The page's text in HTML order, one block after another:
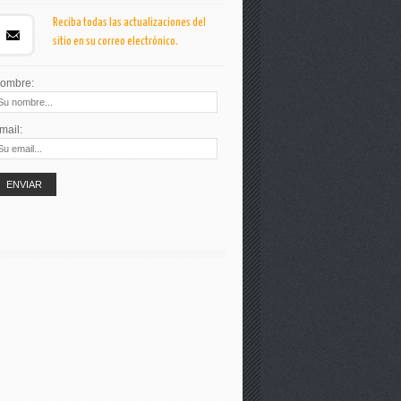
Reciba todas las actualizaciones del
sitio en su correo electrónico.